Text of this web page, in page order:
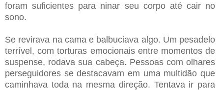
foram suficientes para ninar seu corpo até cair no
sono.
Se revirava na cama e balbuciava algo. Um pesadelo
terrível, com torturas emocionais entre momentos de
suspense, rodava sua cabeça. Pessoas com olhares
perseguidores se destacavam em uma multidão que
caminhava toda na mesma direção. Tentava ir para